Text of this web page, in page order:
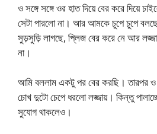
ও সঙ্গে সঙ্গে ওর হাত দিয়ে বের করে দিয়ে
সেটা পারলো না। আর আমকে চুপে চুপে
সুড়সুড়ি লাগছে, প্লিজ বের করে নে আর
না।
আমি বললাম একটু পর বের করছি। তারপর ও
চোখ দুটো চেপে ধরলো লজ্জায়। কিন্তু
সুযোগ থাকলেও।